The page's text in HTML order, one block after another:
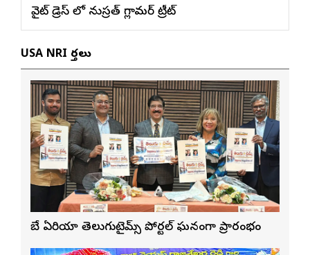
వైట్ డ్రెస్ లో నుస్ర‌త్ గ్లామ‌ర్ ట్రీట్
USA NRI వార్తలు
బే ఏరియా తెలుగుటైమ్స్ పోర్టల్ ఘనంగా ప్రారంభం